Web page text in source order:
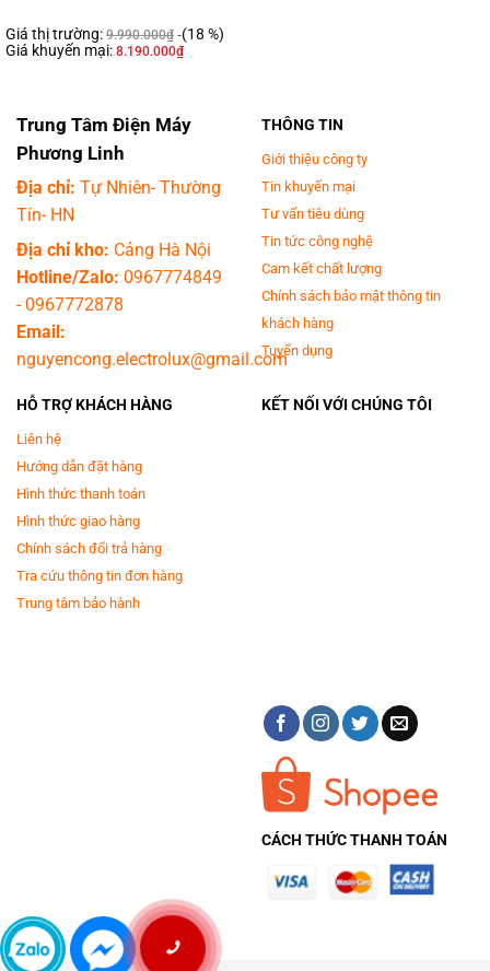
Giá thị trường: 9.990.000₫ (18 %)
Giá khuyến mại: 8.190.000₫
Trung Tâm Điện Máy
Phương Linh
Địa chỉ: Tự Nhiên- Thường
Tín- HN
Địa chỉ kho: Cảng Hà Nội
Hotline/Zalo: 0967774849
-0967772878
Email:
nguyencong.electrolux@gmail.com
THÔNG TIN
Giới thiệu công ty
Tin khuyến mại
Tư vấn tiêu dùng
Tin tức công nghệ
Cam kết chất lượng
Chính sách bảo mật thông tin
khách hàng
Tuyển dụng
HỖ TRỢ KHÁCH HÀNG
Liên hệ
Hướng dẫn đặt hàng
Hình thức thanh toán
Hình thức giao hàng
Chính sách đổi trả hàng
Tra cứu thông tin đơn hàng
Trung tâm bảo hành
KẾT NỐI VỚI CHÚNG TÔI
CÁCH THỨC THANH TOÁN